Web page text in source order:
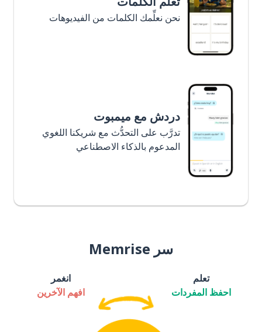
نحن نعلِّمك الكلمات من الفيديوهات
دردش مع ميمبوت
تدرَّب على التحدُّث مع شريكنا اللغوي
المدعوم بالذكاء الاصطناعي
سر Memrise
تعلم
احفظ المفردات
انغمر
افهم الآخرين